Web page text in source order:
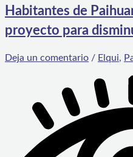
Habitantes de
proyecto para
Deja un comentario / Elqui,